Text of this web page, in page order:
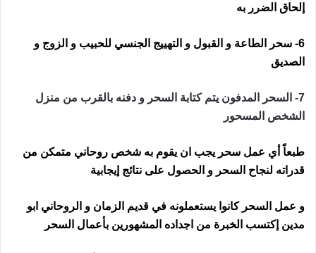
إلحاق الضرر به
6- سحر الطاعة و القبول و التهييج الجنسي للحبيب و الزوج و
الصديق
7- السحر المدفون يتم كتابة السحر و دفنه بالقرب من منزل
الشخص المسحور
طبعاً أي عمل سحر يجب ان يقوم به شخص روحاني متمكن من
قدراته لنجاح السحر و الحصول على نتائج إيجابية
و عمل السحر كانوا يستعملونه في قديم الزمان و الروحاني ابو
مدين إكتسب الخبرة من اجداده المشهورين بأعمال السحر